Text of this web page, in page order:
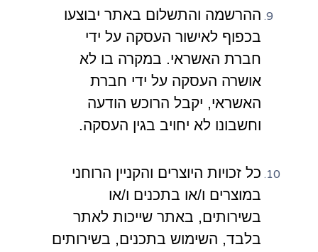
ההרשמה והתשלום באתר יבוצעו
בכפוף לאישור העסקה על ידי
חברת האשראי. במקרה בו לא
אושרה העסקה על ידי חברת
האשראי, יקבל הרוכש הודעה
וחשבונו לא יחויב בגין העסקה.
כל זכויות היוצרים והקניין הרוחני
במוצרים ו/או בתכנים ו/או
בשירותים, באתר שייכות לאתר
בלבד, השימוש בתכנים, בשירותים